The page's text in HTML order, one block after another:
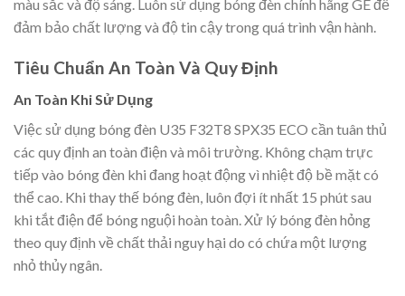
màu sắc và độ sáng. Luôn sử dụng bóng đèn chính hãng GE để
đảm bảo chất lượng và độ tin cậy trong quá trình vận hành.
Tiêu Chuẩn An Toàn Và Quy Định
An Toàn Khi Sử Dụng
Việc sử dụng bóng đèn U35 F32T8 SPX35 ECO cần tuân thủ
các quy định an toàn điện và môi trường. Không chạm trực
tiếp vào bóng đèn khi đang hoạt động vì nhiệt độ bề mặt có
thể cao. Khi thay thế bóng đèn, luôn đợi ít nhất 15 phút sau
khi tắt điện để bóng nguội hoàn toàn. Xử lý bóng đèn hỏng
theo quy định về chất thải nguy hại do có chứa một lượng
nhỏ thủy ngân.